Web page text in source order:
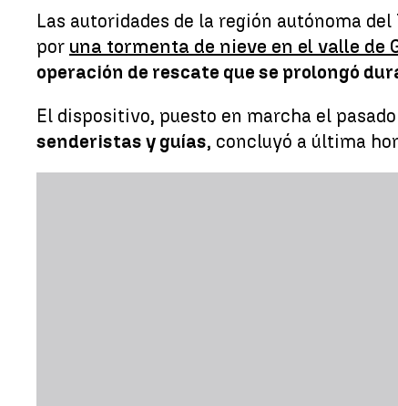
Las autoridades de la región autónoma
por una tormenta de nieve en el valle de
operación de rescate que se prolongó
El dispositivo, puesto en marcha el
senderistas y guías, concluyó a última